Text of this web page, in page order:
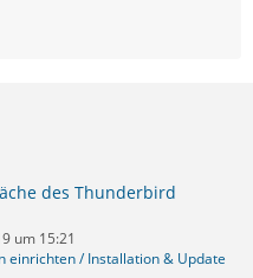
des Thunderbird
um 15:21
einrichten / Installation & Update